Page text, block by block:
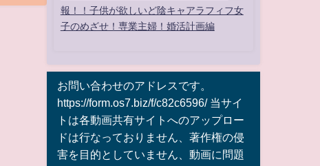
報！！子供が欲しいど陰キャアラフィフ女
子のめざせ！専業主婦！婚活計画編
お問い合わせのアドレスです。
https://form.os7.biz/f/c82c6596/ 当サイ
トは各動画共有サイトへのアップロー
ドは行なっておりません、著作権の侵
害を目的としていません、動画に問題